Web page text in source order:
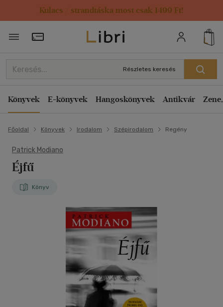
Kulacs / strandtáska most csak 1499 Ft!
Törzsvásárlói Kártya adatai
Részletes keresés
Könyvek E-könyvek Hangoskönyvek Antikvár
Főoldal Könyvek Irodalom Szépirodalom Regény
Patrick Modiano
Éjfű
Könyv